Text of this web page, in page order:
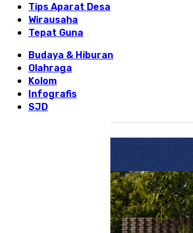
Tips Aparat Desa
Wirausaha
Tepat Guna
Budaya & Hiburan
Olahraga
Kolom
Infografis
SJD